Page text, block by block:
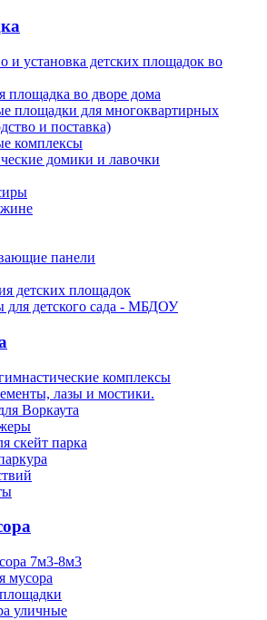
и установка детских площадок во
площадка во дворе дома
площадки для многоквартирных
и поставка)
комплексы
домики и лавочки
панели
детских площадок
для детского сада - МБДОУ
комплексы
лазы и мостики.
Воркаута
скейт парка
7м3-8м3
мусора
уличные